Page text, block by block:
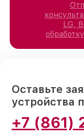
LG,
Оставьте
устройства
+7 (861)